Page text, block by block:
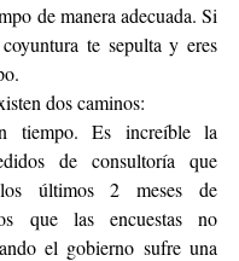
de manera adecuada. Si
te sepulta y eres
dos caminos:
tiempo. Es increíble la
de consultoría que
últimos 2 meses de
que las encuestas no
el gobierno sufre una